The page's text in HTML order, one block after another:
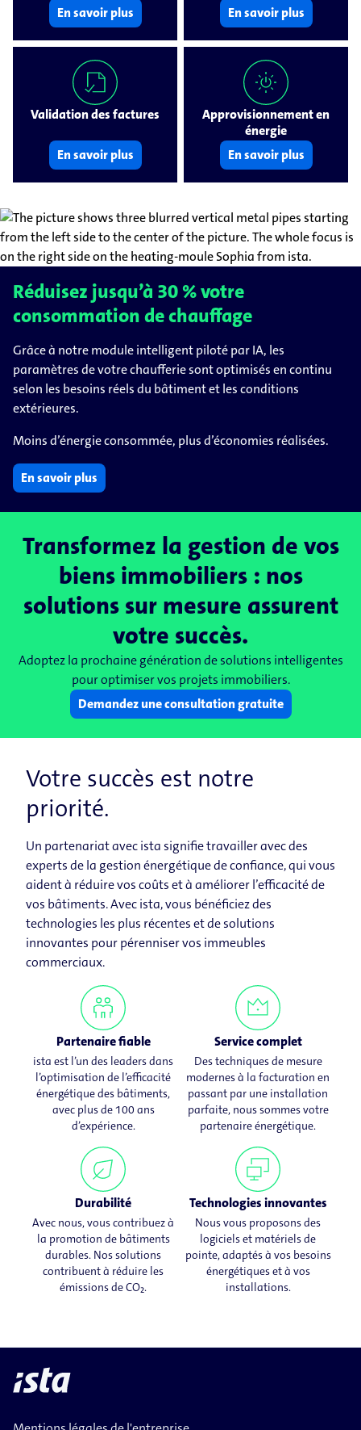
En savoir plus
En savoir plus
Validation des factures
En savoir plus
Approvisionnement en
énergie
En savoir plus
Réduisez jusqu’à 30 % votre
consommation de chauffage
Grâce à notre module intelligent piloté par IA, les
paramètres de votre chaufferie sont optimisés en continu
selon les besoins réels du bâtiment et les conditions
extérieures.
Moins d’énergie consommée, plus d’économies réalisées.
En savoir plus
Transformez la gestion de vos
biens immobiliers : nos
solutions sur mesure assurent
votre succès.
Adoptez la prochaine génération de solutions intelligentes
pour optimiser vos projets immobiliers.
Demandez une consultation gratuite
Votre succès est notre
priorité.
Un partenariat avec ista signifie travailler avec des
experts de la gestion énergétique de confiance, qui vous
aident à réduire vos coûts et à améliorer l’efficacité de
vos bâtiments. Avec ista, vous bénéficiez des
technologies les plus récentes et de solutions
innovantes pour pérenniser vos immeubles
commerciaux.
Partenaire fiable
ista est l’un des leaders dans
l’optimisation de l’efficacité
énergétique des bâtiments,
avec plus de 100 ans
d’expérience.
Service complet
Des techniques de mesure
modernes à la facturation en
passant par une installation
parfaite, nous sommes votre
partenaire énergétique.
Durabilité
Avec nous, vous contribuez à
la promotion de bâtiments
durables. Nos solutions
contribuent à réduire les
émissions de CO₂.
Technologies innovantes
Nous vous proposons des
logiciels et matériels de
pointe, adaptés à vos besoins
énergétiques et à vos
installations.